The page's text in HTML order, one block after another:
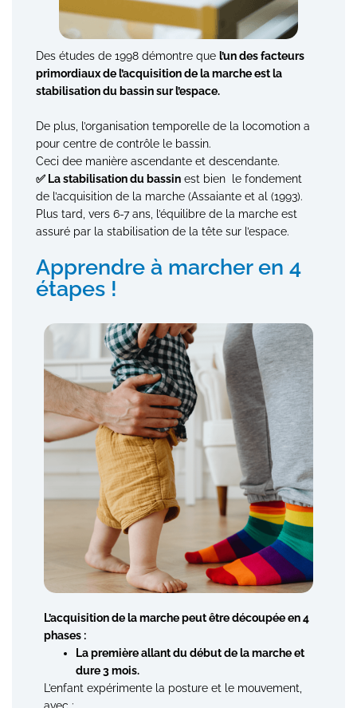
Des études de 1998 démontre que l’un des facteurs
primordiaux de l’acquisition de la marche est la
stabilisation du bassin sur l’espace.
De plus, l’organisation temporelle de la locomotion a
pour centre de contrôle le bassin.
Ceci dee manière ascendante et descendante.
✅ La stabilisation du bassin est bien le fondement
de l’acquisition de la marche (Assaiante et al (1993).
Plus tard, vers 6-7 ans, l’équilibre de la marche est
assuré par la stabilisation de la tête sur l’espace.
Apprendre à marcher en 4
étapes !
L’acquisition de la marche peut être découpée en 4
phases :
La première allant du début de la marche et
dure 3 mois.
L’enfant expérimente la posture et le mouvement,
avec :